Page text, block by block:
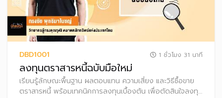
DBD1001 1 ชั่วโมง 31 นาที
ลงทุนตราสารหนี้ฉบับมือใหม่
เรียนรู้ลักษณะพื้นฐาน ผลตอบแทน ความเสี่ยง และวิธีซื้อขาย
ตราสารหนี้ พร้อมเทคนิคการลงทุนเบื้องต้น เพื่อตัดสินใจลงทุน